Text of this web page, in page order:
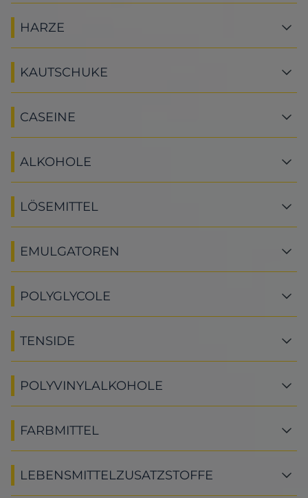
HARZE
KAUTSCHUKE
CASEINE
ALKOHOLE
LÖSEMITTEL
EMULGATOREN
POLYGLYCOLE
TENSIDE
POLYVINYLALKOHOLE
FARBMITTEL
LEBENSMITTELZUSATZSTOFFE